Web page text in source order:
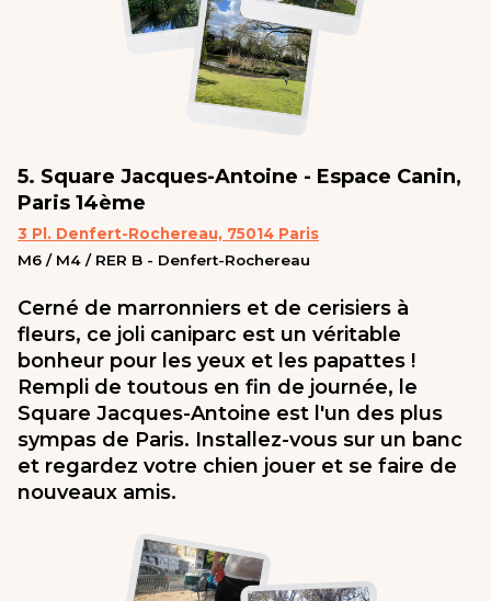
5. Square Jacques-Antoine - Espace Canin,
Paris 14ème
3 Pl. Denfert-Rochereau, 75014 Paris
M6 / M4 / RER B - Denfert-Rochereau
Cerné de marronniers et de cerisiers à
fleurs, ce joli caniparc est un véritable
bonheur pour les yeux et les papattes !
Rempli de toutous en fin de journée, le
Square Jacques-Antoine est l'un des plus
sympas de Paris. Installez-vous sur un banc
et regardez votre chien jouer et se faire de
nouveaux amis.